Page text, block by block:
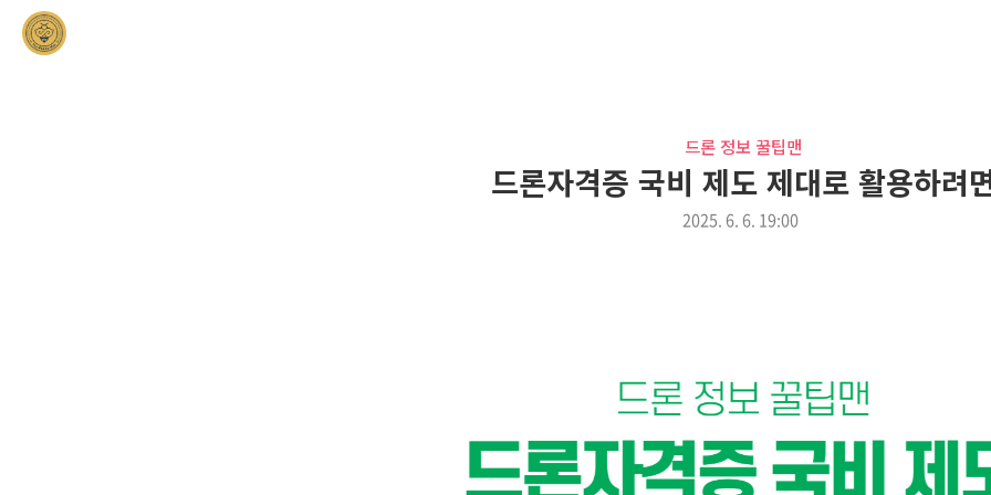
드론 정보 꿀팁맨
드론자격증 국비 제도 제대로 활용하려
2025. 6. 6. 19:00